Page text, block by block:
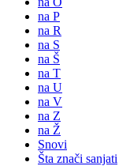
na P
na R
na S
na Š
na T
na U
na V
na Z
na Ž
Snovi
Šta znači sanjati